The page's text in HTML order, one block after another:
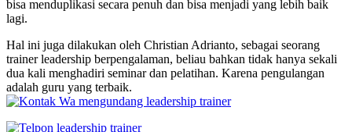
bisa menduplikasi secara penuh dan bisa menjadi yang lebih baik
lagi.
Hal ini juga dilakukan oleh Christian Adrianto, sebagai seorang
trainer leadership berpengalaman, beliau bahkan tidak hanya sekali
dua kali menghadiri seminar dan pelatihan. Karena pengulangan
adalah guru yang terbaik.